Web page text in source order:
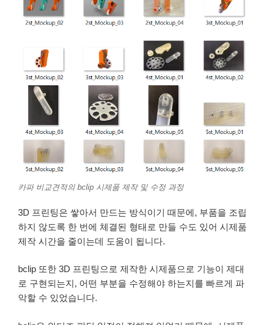
카파 비교견적의 bclip 시제품 제작 및 수정 과정
3D 프린팅은 쌓아서 만드는 방식이기 때문에, 부품을 조립
하지 않도록 한 번에 체결된 형태로 만들 수도 있어 시제품
제작 시간을 줄이는데 도움이 됩니다.
bclip 또한 3D 프린팅으로 제작한 시제품으로 기능이 제대
로 구현되는지, 어떤 부분을 수정해야 하는지를 빠르게 파
악할 수 있었습니다.